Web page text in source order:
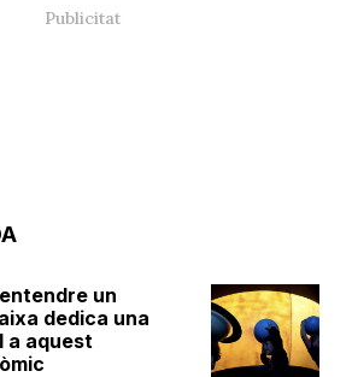
un
dedica una
a aquest